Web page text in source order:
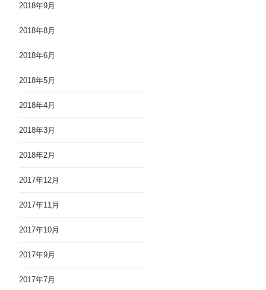
2018年9月
2018年8月
2018年6月
2018年5月
2018年4月
2018年3月
2018年2月
2017年12月
2017年11月
2017年10月
2017年9月
2017年7月